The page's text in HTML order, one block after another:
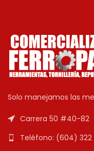
Solo manejamos las
Carrera 50 #40-82
Teléfono: (604) 322